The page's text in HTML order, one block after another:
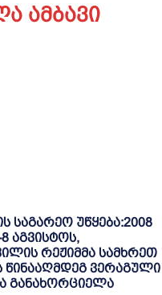
ამბავი
საგარეო უწყება:2008
აგვისტოს,
რეჟიმმა სამხრეთ
წინააღმდეგ ვერაგული
განახორციელა